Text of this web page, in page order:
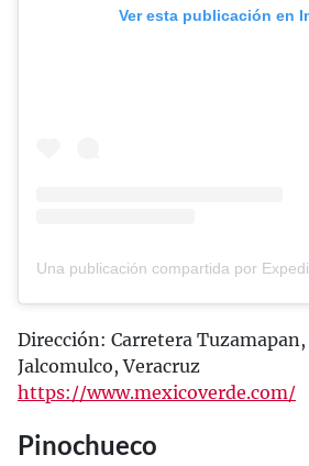
Ver esta publicación en
Dirección: Carretera
Jalcomulco, Veracruz
https://www.mexicoverde.com/
Pinochueco